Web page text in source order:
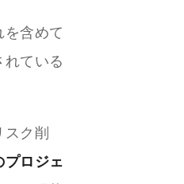
含めて
ている
ク削
プロジェ